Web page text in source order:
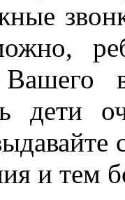
дети
и тем